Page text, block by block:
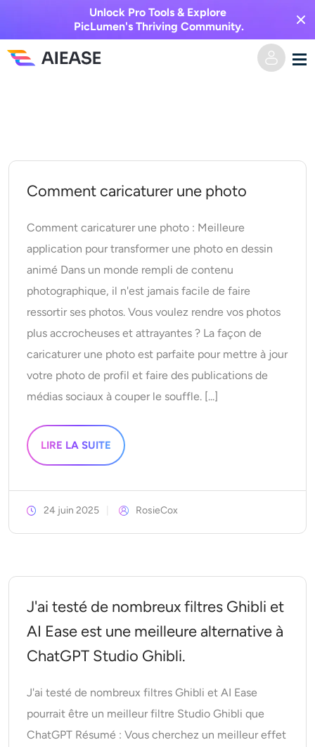
Unlock Pro Tools & Explore
PicLumen's Thriving Community.
Effets vidéo
Générateur de baisers IA
Générateur de câlins IA
Générateur de danse IA
Modèles d’IA pris en charge
Veo 3.1 Sora 2.0
Hailuo 2.3 Wan 2.5
Image vers image
Texte en image
Outils d’IA
Éditeur et créateur de photos
Rehausseur de photos
Extracteur d’objets
Effaceur d’arrière-plan
Contexte de l’IA
Remplacement IA
Outils de portrait
Prisée
Comment caricaturer une photo
Comment caricaturer une photo : Meilleure
application pour transformer une photo en dessin
animé Dans un monde rempli de contenu
photographique, il n'est jamais facile de faire
ressortir ses photos. Vous voulez rendre vos photos
plus accrocheuses et attrayantes ? La façon de
caricaturer une photo est parfaite pour mettre à jour
votre photo de profil et faire des publications de
médias sociaux à couper le souffle. [...]
LIRE LA SUITE
24 juin 2025 RosieCox
J'ai testé de nombreux filtres Ghibli et
AI Ease est une meilleure alternative à
ChatGPT Studio Ghibli.
J'ai testé de nombreux filtres Ghibli et AI Ease
pourrait être un meilleur filtre Studio Ghibli que
ChatGPT Résumé : Vous cherchez un meilleur effet